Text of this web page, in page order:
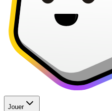
Jouer